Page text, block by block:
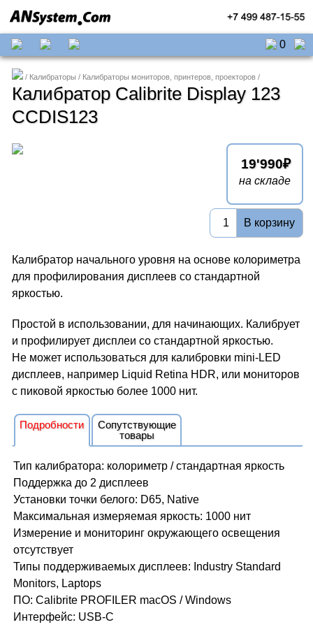
0
Калибраторы Калибраторы мониторов, принтеров, проекторов
Калибратор Calibrite Display 123
CCDIS123
19'990
на складе
В корзину
Калибратор начального уровня на основе колориметра
для профилирования дисплеев со стандартной
яркостью.
Простой в использовании, для начинающих. Калибрует
и профилирует дисплеи со стандартной яркостью.
Не может использоваться для калибровки mіnі-LЕD
дисплеев, например Liquid Retina HDR, или мониторов
с пиковой яркостью более 1000 нит.
Подробности
Сопутствующие
товары
Тип калибратора: колориметр / стандартная яркость
Поддержка до 2 дисплеев
Установки точки белого: D65, Native
Максимальная измеряемая яркость: 1000 нит
Измерение и мониторинг окружающего освещения
отсутствует
Типы поддерживаемых дисплеев: Industry Standard
Monitors, Laptops
ПО: Calibrite PROFILER macOS / Windows
Интерфейс: USB-C